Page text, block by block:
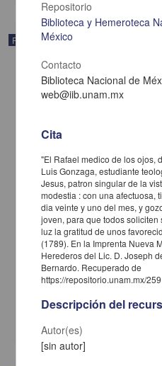
Publicación
Annali della tipografia fiorentina di
dvcale
[sin autor] - Francesco Daddi
Multidisciplina
Repositorio
Biblioteca y Hemeroteca
México
Contacto
Biblioteca Nacional de
web@iib.unam.mx
Cita
"El Rafael medico de los ojos,
Luis Gonzaga, estudiante
Jesus, patron singular de la
modestia : con una afectuosa,
dia veinte y uno del mes, y
joven, para que todos soliciten
luz la gratitud de unos
(1789). En la Imprenta Nueva
Herederos del Lic. D. Joseph
Bernardo. Recuperado de
https://repositorio.unam.mx/259
Descripción del
Autor(es)
[sin autor]